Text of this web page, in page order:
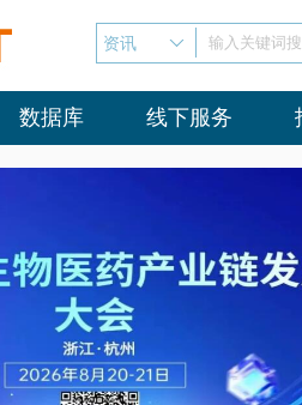
资讯 输入关键词
数据库 线下服务